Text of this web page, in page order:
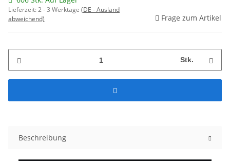
Lieferzeit:2 - 3 Werktage (DE - Ausland
abweichend)
Frage zum Artikel
Stk.
Beschreibung